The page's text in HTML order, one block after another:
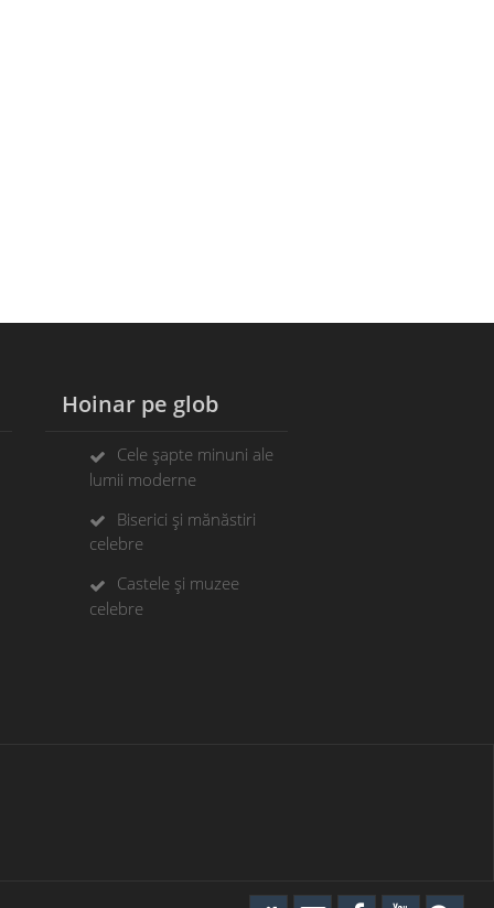
Hoinar pe glob
Cele șapte minuni ale
lumii moderne
Biserici și mănăstiri
celebre
Castele și muzee
celebre